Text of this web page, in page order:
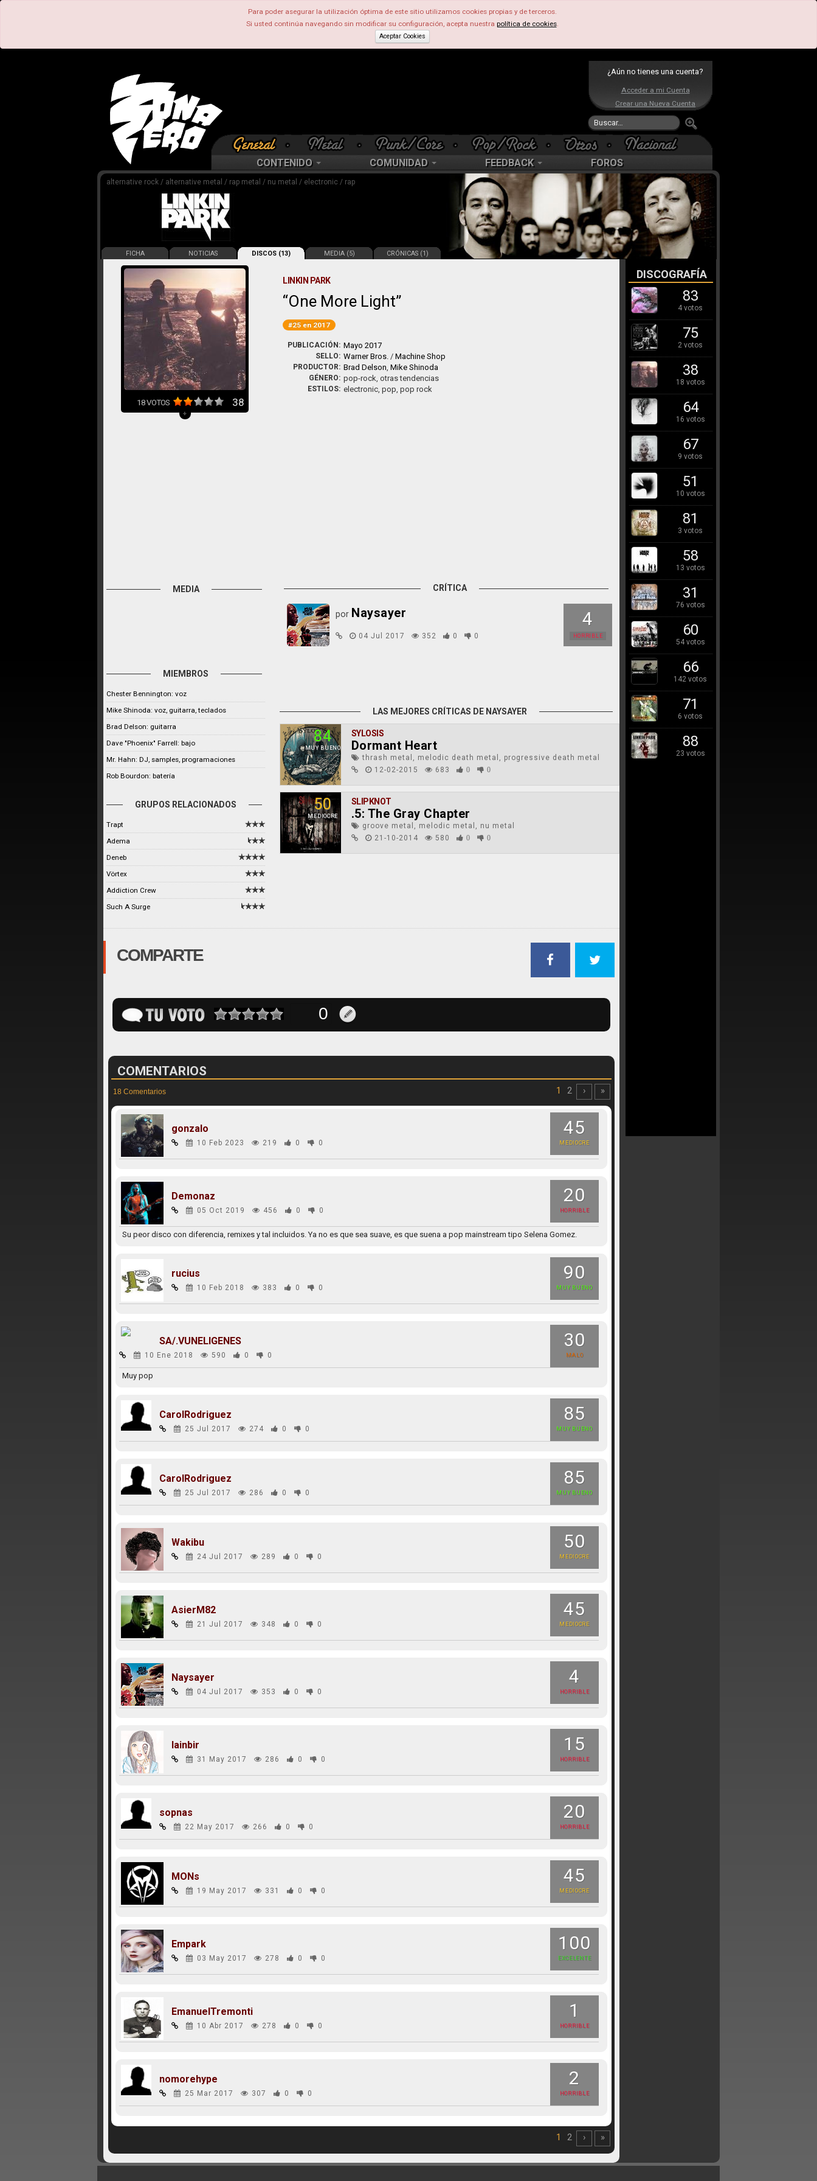
Para poder asegurar la utilización óptima de este sitio utilizamos cookies propias y de terceros.
Si usted continúa navegando sin modificar su configuración, acepta nuestra política de cookies.
Aceptar Cookies
¿Aún no tienes una cuenta?
Acceder a mi Cuenta
Crear una Nueva Cuenta
CONTENIDO COMUNIDAD FEEDBACK FOROS
alternative rock / alternative metal / rap metal / nu metal / electronic / rap
FICHA NOTICIAS DISCOS (13) MEDIA (5) CRÓNICAS (1)
18VOTOS 38
+
LINKIN PARK
One More Light
#25 en 2017
PUBLICACIÓN: Mayo 2017
SELLO: Warner Bros. /Machine Shop
PRODUCTOR: Brad Delson,Mike Shinoda
GÉNERO: pop-rock, otras tendencias
ESTILOS: electronic, pop, pop rock
MEDIA
MIEMBROS
Chester Bennington: voz
Mike Shinoda: voz, guitarra, teclados
Brad Delson: guitarra
Dave "Phoenix" Farrell: bajo
Mr. Hahn: DJ, samples, programaciones
Rob Bourdon: batería
GRUPOS RELACIONADOS
Trapt
Adema
Deneb
Vörtex
Addiction Crew
Such A Surge
CRÍTICA
4
HORRIBLE
por Naysayer
04 Jul 2017 352 0 0
LAS MEJORES CRÍTICAS DE NAYSAYER
84
MUY BUENO
SYLOSIS
Dormant Heart
thrash metal, melodic death metal, progressive death metal
12-02-2015
683 0 0
50
MEDIOCRE
SLIPKNOT
.5: The Gray Chapter
groove metal, melodic metal, nu metal
21-10-2014
580 0 0
COMPARTE
COMENTARIOS
18 Comentarios 1 2 › »
45
MEDIOCRE
gonzalo
10 Feb 2023 219 0 0
20
HORRIBLE
Demonaz
05 Oct 2019 456 0 0
Su peor disco con diferencia, remixes y tal incluidos. Ya no es que sea suave, es que suena a pop mainstream tipo Selena Gomez.
90
MUY BUENO
rucius
10 Feb 2018 383 0 0
30
MALO
SA/.VUNELIGENES
10 Ene 2018 590 0 0
Muy pop
85
MUY BUENO
CarolRodriguez
25 Jul 2017 274 0 0
85
MUY BUENO
CarolRodriguez
25 Jul 2017 286 0 0
50
MEDIOCRE
Wakibu
24 Jul 2017 289 0 0
45
MEDIOCRE
AsierM82
21 Jul 2017 348 0 0
4
HORRIBLE
Naysayer
04 Jul 2017 353 0 0
15
HORRIBLE
lainbir
31 May 2017 286 0 0
20
HORRIBLE
sopnas
22 May 2017 266 0 0
45
MEDIOCRE
MONs
19 May 2017 331 0 0
100
EXCELENTE
Empark
03 May 2017 278 0 0
1
HORRIBLE
EmanuelTremonti
10 Abr 2017 278 0 0
2
HORRIBLE
nomorehype
25 Mar 2017 307 0 0
1 2 › »
DISCOGRAFÍA
83
4 votos
75
2 votos
38
18 votos
64
16 votos
67
9 votos
51
10 votos
81
3 votos
58
13 votos
31
76 votos
60
54 votos
66
142 votos
71
6 votos
88
23 votos